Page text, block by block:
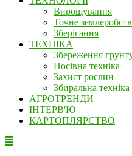
Вирощування
Точне
Зберігання
ТЕХНІКА
Збереження
Посівна техніка
Захист рослин
Збиральна техніка
АГРОТРЕНДИ
ІНТЕРВ'Ю
КАРТОПЛЯРСТВО